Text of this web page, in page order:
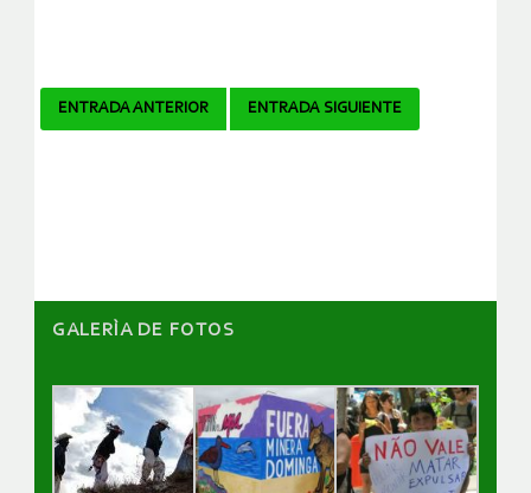
Navegador
ENTRADA ANTERIOR ENTRADA SIGUIENTE
GALERÌA DE FOTOS